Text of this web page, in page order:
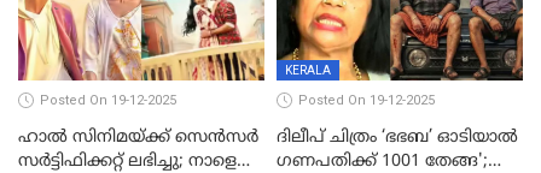
Posted On 19-12-2025
ഹാല്‍ സിനിമയ്ക്ക് സെന്‍സര്‍
സര്‍ട്ടിഫിക്കറ്റ് ലഭിച്ചു; നാളെ
KERALA
Posted On 19-12-2025
ദിലീപ് ചിത്രം ‘ഭഭബ’ ഓടിയാൽ
ഗണപതിക്ക് 1001 തേങ്ങ';